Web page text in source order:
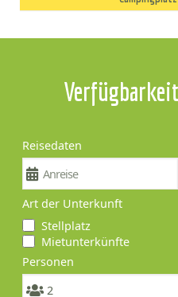
Reisedaten
Art der Unterkunft
Stellplatz
Mietunterkünfte
Personen